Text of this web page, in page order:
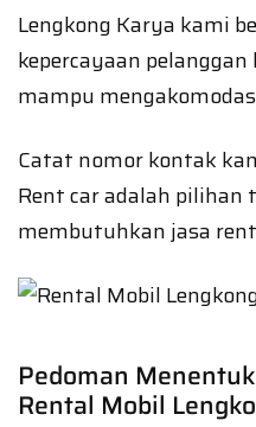
Lengkong Karya kami
kepercayaan
mampu
Catat nomor kontak
Rent car adalah pilihan
membutuhkan jasa
Pedoman
Rental Mobil